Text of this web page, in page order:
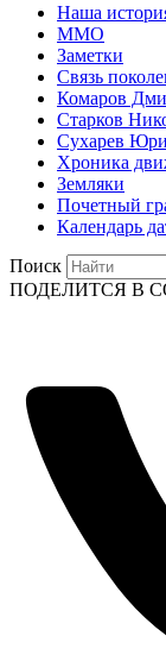
Наша
ММО
Заметки
Связь
Комаров
Старков
Сухарев
Хроника
Земляки
Почетный
Календарь
Поиск
ПОДЕЛИТСЯ В